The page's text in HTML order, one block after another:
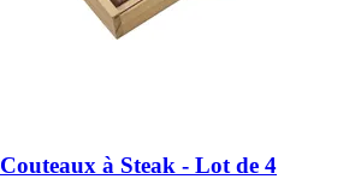
Couteaux à Steak -​ Lot de 4